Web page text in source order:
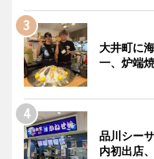
大井町に
一、炉端
品川シー
内初出店